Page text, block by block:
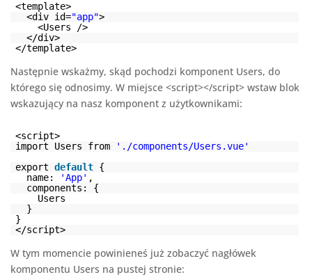
<template>
<div id="app">
<Users />
</div>
</template>
Następnie wskażmy, skąd pochodzi komponent Users, do
którego się odnosimy. W miejsce <script></script> wstaw blok
wskazujący na nasz komponent z użytkownikami:
<script>
import Users from
'./components/Users.vue'
export default {
name:
'App' ,
components: {
Users
}
}
</script>
W tym momencie powinieneś już zobaczyć nagłówek
komponentu Users na pustej stronie: